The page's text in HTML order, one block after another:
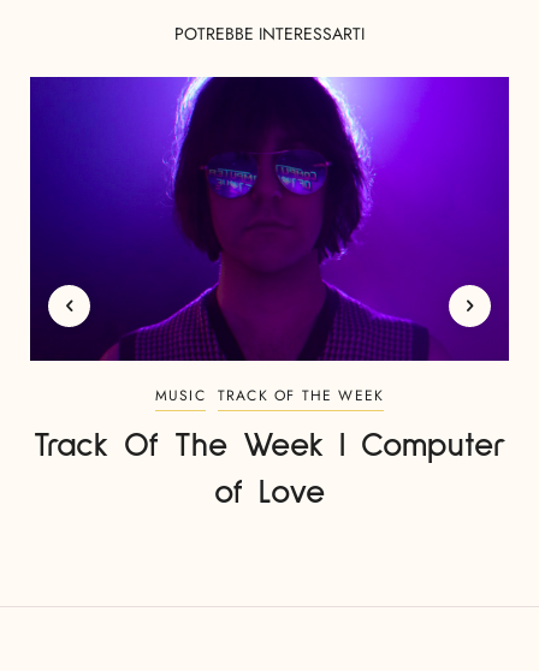
POTREBBE INTERESSARTI
MUSIC TRACK OF THE WEEK
Track Of The Week | Computer
of Love